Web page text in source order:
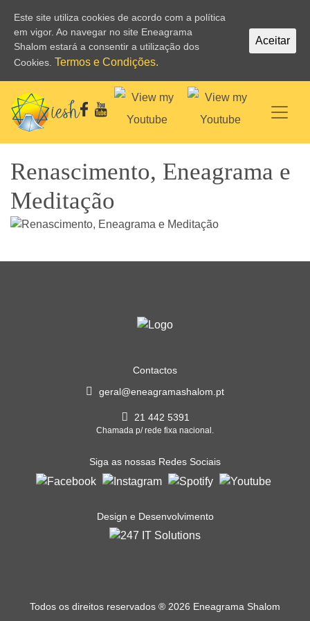
Renascimento, Eneagrama e
Meditação
Contactos
geral@eneagramashalom.pt
21 442 5391
Chamada p/ rede fixa nacional.
Siga as nossas Redes Sociais
Design e Desenvolvimento
Todos os direitos reservados ® 2026 Eneagrama Shalom
Este site utiliza cookies de acordo com a política
em vigor. Ao navegar no site Eneagrama
Shalom estará a consentir a utilização dos
Cookies. Termos e Condições.
Aceitar